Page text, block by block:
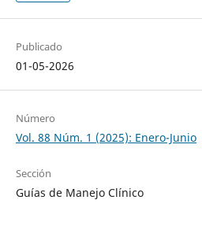
Publicado
01-05-2026
Número
Vol. 88 Núm. 1 (2025): Enero-Junio
Sección
Guías de Manejo Clínico